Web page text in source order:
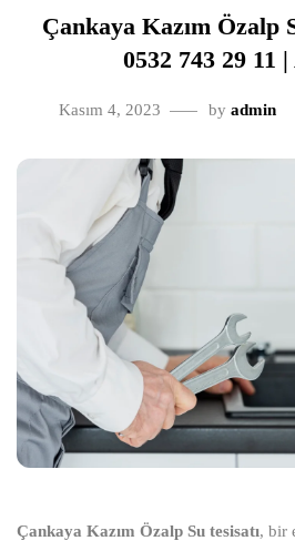
Çankaya Kazım Özalp
0532 743 29 11
Kasım 4, 2023 by admin
Çankaya Kazım Özalp Su tesisatı, bir